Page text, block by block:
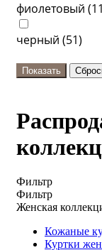
фиолетовый (11
черный (51)
Фильтр
Фильтр
Женская
Кожаные
Куртки